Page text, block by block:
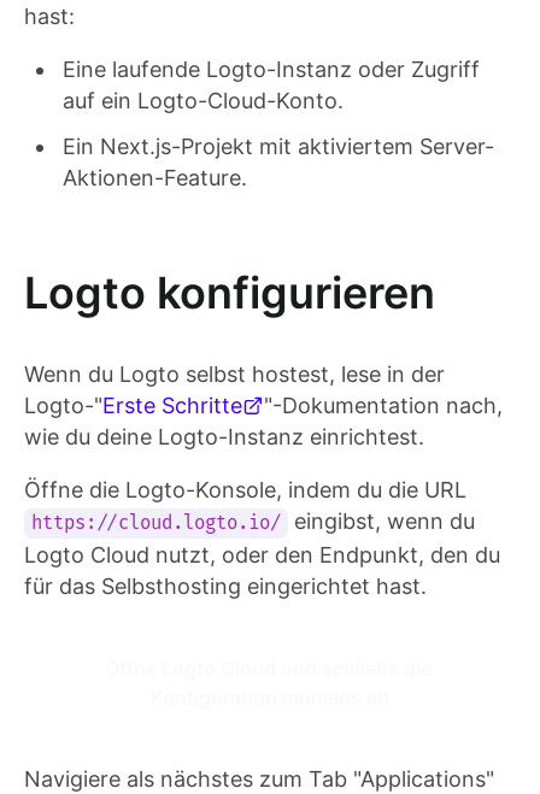
hast:
Eine laufende Logto-Instanz oder Zugriff
auf ein Logto-Cloud-Konto.
Ein Next.js-Projekt mit aktiviertem Server-
Aktionen-Feature.
Logto konfigurieren
Wenn du Logto selbst hostest, lese in der
Logto-"Erste Schritte
"-Dokumentation nach,
wie du deine Logto-Instanz einrichtest.
Öffne die Logto-Konsole, indem du die URL
https://cloud.logto.io/
eingibst, wenn du
Logto Cloud nutzt, oder den Endpunkt, den du
für das Selbsthosting eingerichtet hast.
Navigiere als nächstes zum Tab "Applications"